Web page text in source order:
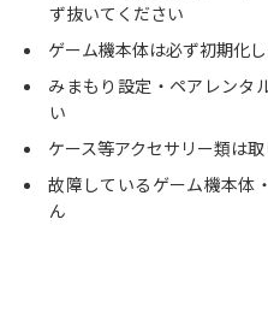
ず抜いてください
ゲーム機本体は必ず初期化
みまもり設定・ペアレンタ
い
ケース等アクセサリー類は
故障しているゲーム機本体
ん